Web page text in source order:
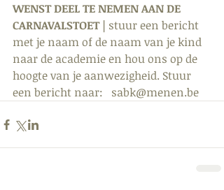
WENST DEEL TE NEMEN AAN DE
CARNAVALSTOET | stuur een bericht
met je naam of de naam van je kind
naar de academie en hou ons op de
hoogte van je aanwezigheid. Stuur
een bericht naar: sabk@menen.be